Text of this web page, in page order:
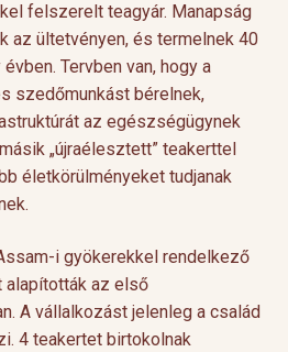
felszerelt teagyár. Manapság
az ültetvényen, és termelnek 40
Tervben van, hogy a
szedőmunkást bérelnek,
az egészségügynek
„újraélesztett” teakerttel
életkörülményeket tudjanak
i gyökerekkel rendelkező
az első
A vállalkozást jelenleg a család
4 teakertet birtokolnak